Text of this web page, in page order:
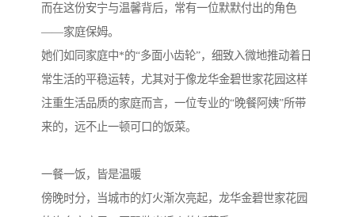
而在这份安宁与温馨背后，常有一位默默付出的角色
——家庭保姆。
她们如同家庭中*的“多面小齿轮”，细致入微地推动着日
常生活的平稳运转，尤其对于像龙华金碧世家花园这样
注重生活品质的家庭而言，一位专业的“晚餐阿姨”所带
来的，远不止一顿可口的饭菜。
一餐一饭，皆是温暖
傍晚时分，当城市的灯火渐次亮起，龙华金碧世家花园